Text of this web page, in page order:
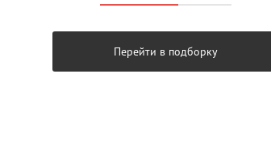
Перейти в подборку